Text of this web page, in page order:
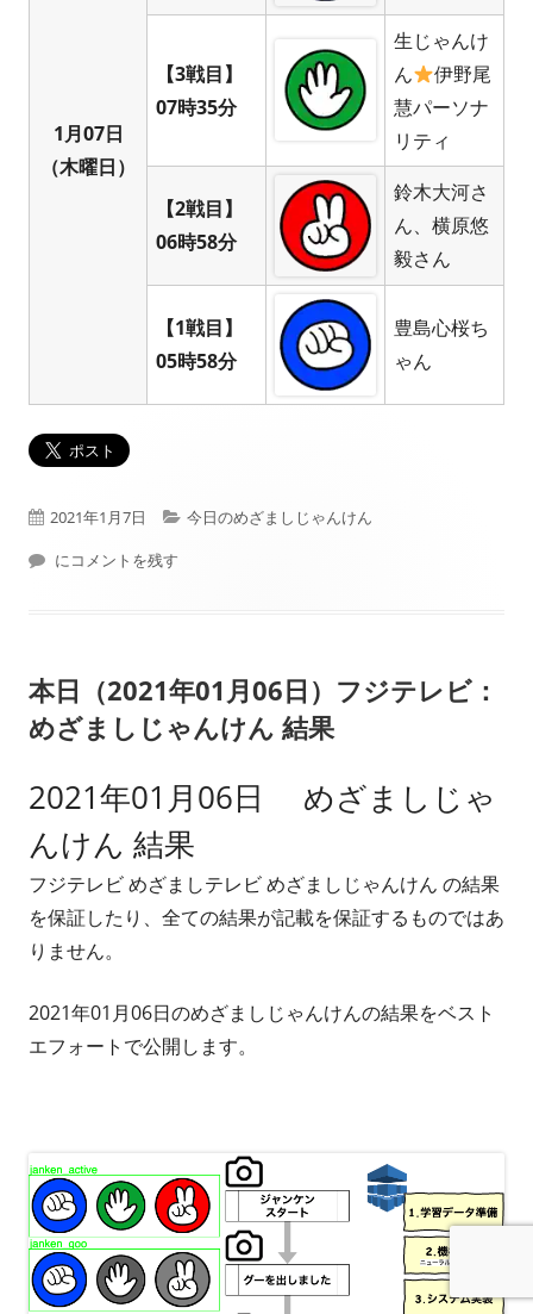
1月07日
（木曜日）
【3戦目】
07時35分
生じゃんけ
ん
伊野尾
慧パーソナ
リティ
【2戦目】
06時58分
鈴木大河さ
ん、横原悠
毅さん
【1戦目】
05時58分
豊島心桜ち
ゃん
公
開
2021年1月7日
カ
ー
今日のめざましじゃんけん
本日（2021年01月07日）フジテレビ： めざましじゃんけん 結果
にコメントを残す
本日（2021年01月06日）フジテレビ：
めざましじゃんけん 結果
2021年01月06日 めざましじゃ
んけん 結果
フジテレビ めざましテレビ めざましじゃんけん の結果
を保証したり、全ての結果が記載を保証するものではあ
りません。
2021年01月06日のめざましじゃんけんの結果をベスト
エフォートで公開します。